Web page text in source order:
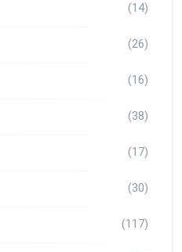
(14)
(26)
(16)
(38)
(17)
(30)
(117)